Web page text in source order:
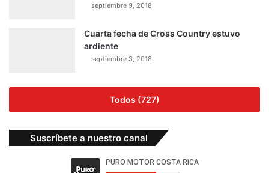
septiembre 9, 2018
Cuarta fecha de Cross Country estuvo
ardiente
septiembre 3, 2018
Todos (727)
Suscríbete a nuestro canal